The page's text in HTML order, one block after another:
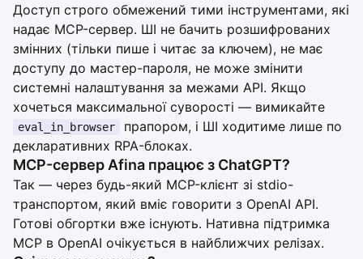
Доступ строго обмежений тими інструментами, які
надає MCP-сервер. ШІ не бачить розшифрованих
змінних (тільки пише і читає за ключем), не має
доступу до мастер-пароля, не може змінити
системні налаштування за межами API. Якщо
хочеться максимальної суворості — вимикайте
eval_in_browser
прапором, і ШІ ходитиме лише по
декларативних RPA-блоках.
MCP-сервер Afina працює з ChatGPT?
Так — через будь-який MCP-клієнт зі stdio-
транспортом, який вміє говорити з OpenAI API.
Готові обгортки вже існують. Нативна підтримка
MCP в OpenAI очікується в найближчих релізах.